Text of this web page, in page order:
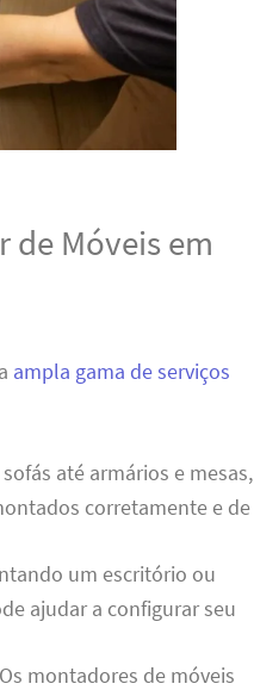
de Móveis em
ampla gama de serviços
até armários e mesas,
corretamente e de
um escritório ou
ajudar a configurar seu
montadores de móveis